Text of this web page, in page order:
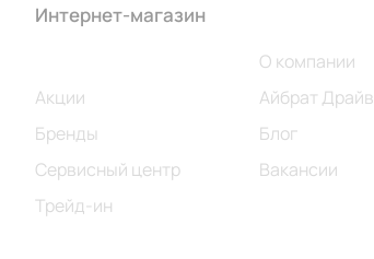
Интернет-магазин
Акции
Бренды
Сервисный центр
Трейд-ин
О компании
Айбрат Драйв
Блог
Вакансии